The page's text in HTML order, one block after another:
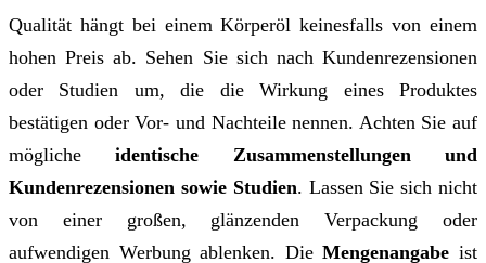
Qualität hängt bei einem Körperöl keinesfalls von einem
hohen Preis ab. Sehen Sie sich nach Kundenrezensionen
oder Studien um, die die Wirkung eines Produktes
bestätigen oder Vor- und Nachteile nennen. Achten Sie auf
möglicheidentische Zusammenstellungen und
Kundenrezensionen sowie Studien. Lassen Sie sich nicht
von einer großen, glänzenden Verpackung oder
aufwendigen Werbung ablenken. DieMengenangabe ist